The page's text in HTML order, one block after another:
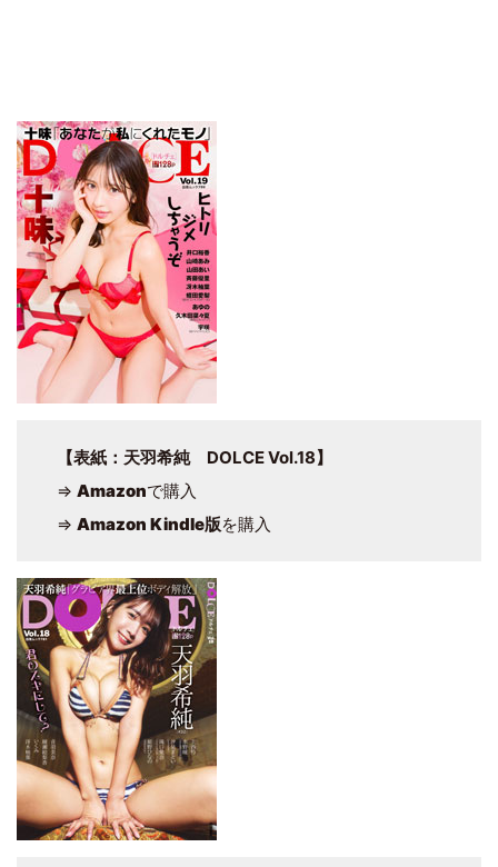
【表紙：天羽希純 DOLCE Vol.18】
⇒ Amazonで購入
⇒ Amazon Kindle版を購入